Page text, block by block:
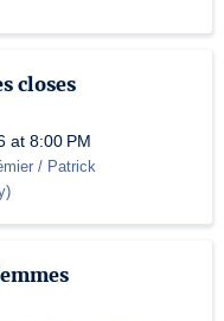
closes
at 8:00 PM
/ Patrick
)